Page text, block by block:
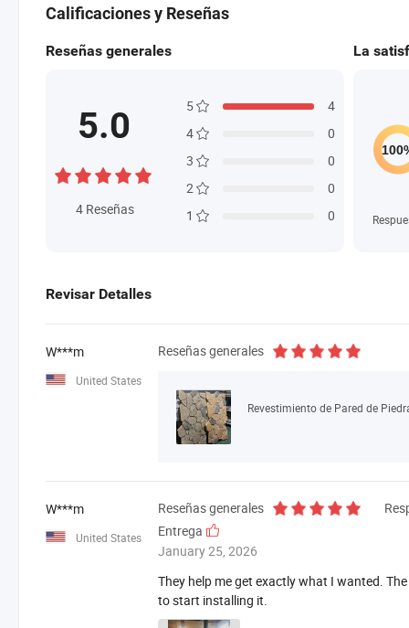
Calificaciones y Reseñas
Reseñas generales
5.0
4 Reseñas
5
4
4
0
3
0
2
0
1
0
La
Revisar Detalles
W***m
United States
Reseñas generales
W***m
United States
Reseñas generales
Entrega
January 25, 2026
They help me get exactly what I wanted.
to start installing it.